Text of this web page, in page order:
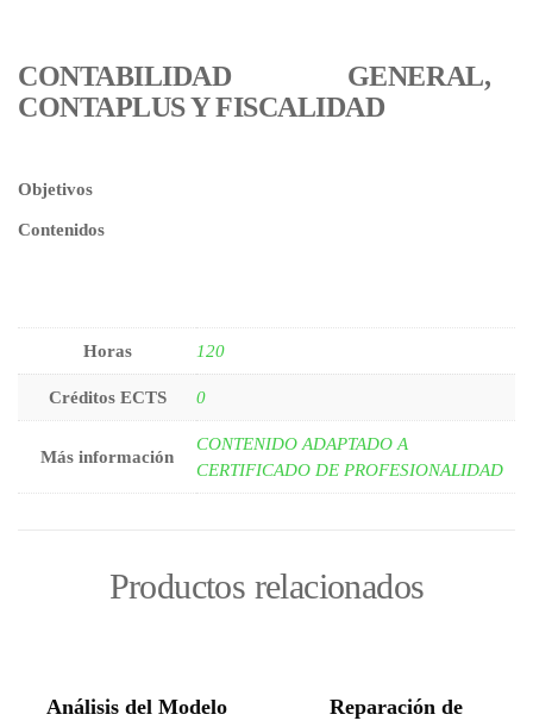
CONTABILIDAD GENERAL,
CONTAPLUS Y FISCALIDAD
Objetivos
Contenidos
Horas 120
Créditos ECTS 0
Más información
CONTENIDO ADAPTADO A
CERTIFICADO DE PROFESIONALIDAD
Productos relacionados
Análisis del Modelo
Reparación de